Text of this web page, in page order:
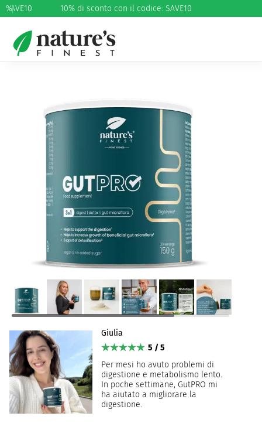
% 10% di sconto con il codice: SAVE10
Home/Perdita di peso/Disintossicazione e perdita di
peso/ GutPRO
Giulia
5 / 5
Per mesi ho avuto problemi di
digestione e metabolismo lento.
In poche settimane, GutPRO mi
ha aiutato a migliorare la
digestione.